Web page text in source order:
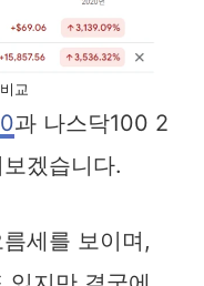
교
과 나스닥100 2
겠습니다.
세를 보이며,